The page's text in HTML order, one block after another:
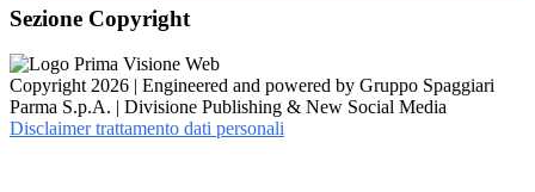
Sezione Copyright
Copyright 2026 | Engineered and powered by Gruppo Spaggiari
Parma S.p.A. | Divisione Publishing & New Social Media
Disclaimer trattamento dati personali